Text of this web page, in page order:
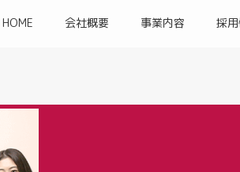
HOME 会社概要 事業内容 採